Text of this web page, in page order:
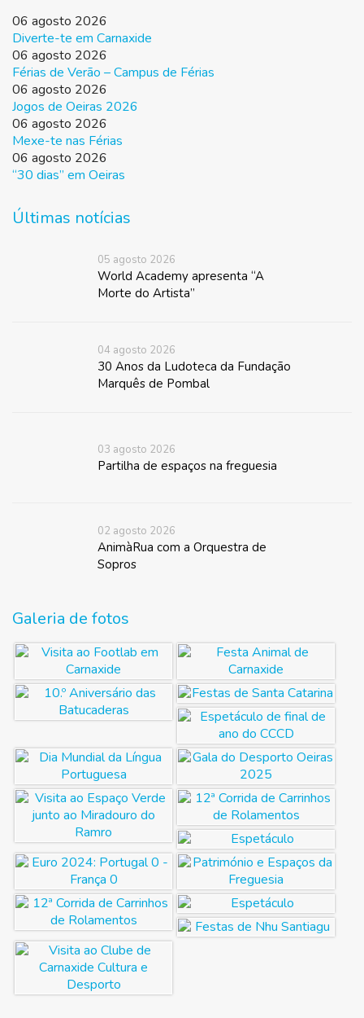
06 agosto 2026
Diverte-te em Carnaxide
06 agosto 2026
Férias de Verão – Campus de Férias
06 agosto 2026
Jogos de Oeiras 2026
06 agosto 2026
Mexe-te nas Férias
06 agosto 2026
“30 dias” em Oeiras
Últimas notícias
05 agosto 2026
World Academy apresenta “A
Morte do Artista”
04 agosto 2026
30 Anos da Ludoteca da Fundação
Marquês de Pombal
03 agosto 2026
Partilha de espaços na freguesia
02 agosto 2026
AnimàRua com a Orquestra de
Sopros
Galeria de fotos